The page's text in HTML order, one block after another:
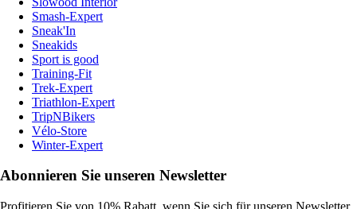
Smash-Expert
Sneak'In
Sneakids
Sport is good
Training-Fit
Trek-Expert
Triathlon-Expert
TripNBikers
Vélo-Store
Winter-Expert
Abonnieren Sie unseren Newsletter
Profitieren Sie von 10% Rabatt, wenn Sie sich für unseren Newsletter